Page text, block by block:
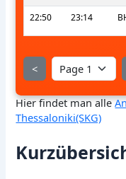
22:50 23:14
<
Hier findet man alle
Thessaloniki(SKG)